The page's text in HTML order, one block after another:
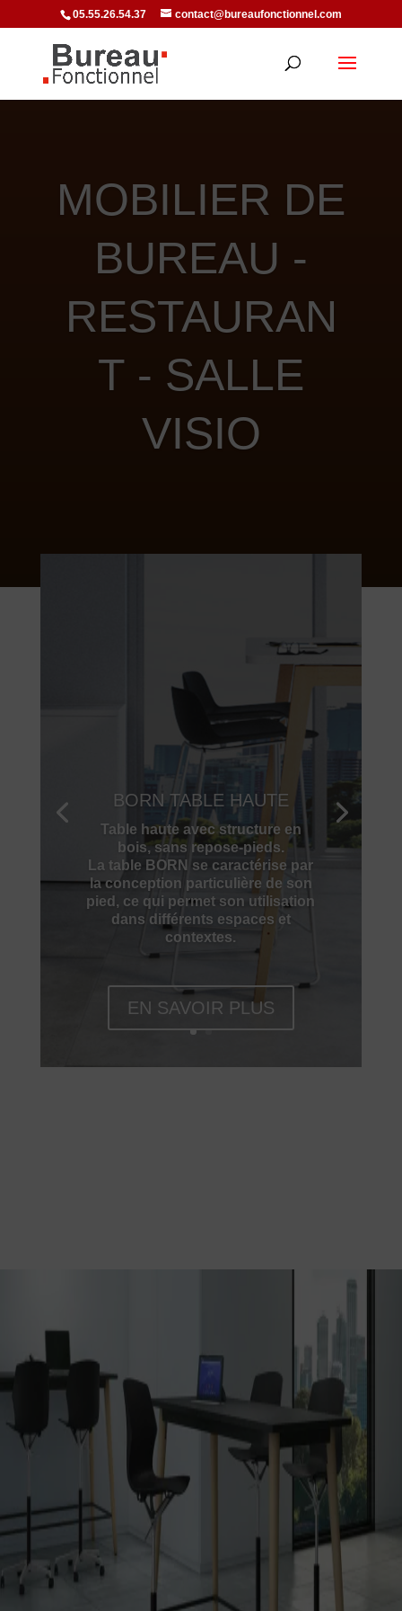
05.55.26.54.37 contact@bureaufonctionnel.com
MOBILIER DE
BUREAU -
RESTAURAN
T - SALLE
VISIO
BORN TABLE HAUTE
Table haute avec structure en
bois, sans repose-pieds.
La table BORN se caractérise par
la conception particulière de son
pied, ce qui permet son utilisation
dans différents espaces et
contextes.
EN SAVOIR PLUS